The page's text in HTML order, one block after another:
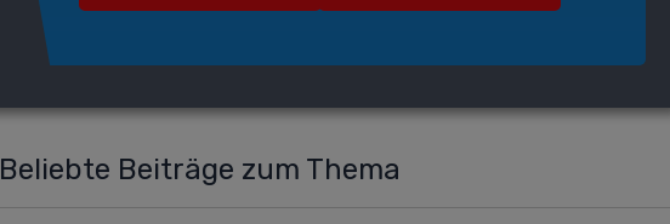
Beliebte Beiträge zum Thema